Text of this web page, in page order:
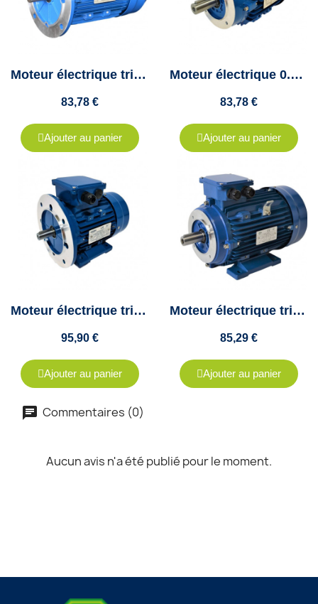
Moteur électrique triphasé 0.25Kw - 230/400V - 1500Tr/min - B5 - Cemer
83,78 €
Ajouter au panier
Moteur électrique 0.25 Kw - triphasé 230/400V - 1500Tr/min - B14 - Cemer
83,78 €
Ajouter au panier
Moteur électrique triphasé 0.25kw - 1500Tr/min - B35- 230/400V - Cemer
95,90 €
Ajouter au panier
Moteur électrique triphasé 0.25Kw - 1500Tr/min - B34 - 230/400V - Cemer
85,29 €
Ajouter au panier
Commentaires (0)
Aucun avis n'a été publié pour le moment.